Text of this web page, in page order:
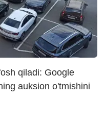
qiladi: Google
auksion o'tmishini